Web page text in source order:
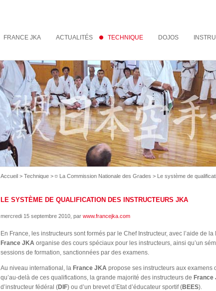
Accueil > Technique > ◽️ La Commission Nationale des Grades > Le système de
LE SYSTÈME DE QUALIFICATION DES INSTRUCTEURS JKA
mercredi 15 septembre 2010 , par www.francejka.com
En France, les instructeurs sont formés par le Chef Instructeur, avec l’aide de
France JKA organise des cours spéciaux pour les instructeurs, ainsi qu’un
sessions de formation, sanctionnées par des examens.
Au niveau international, la France JKA propose ses instructeurs aux examens
qu’au-delà de ces qualifications, la grande majorité des instructeurs de France
d’instructeur fédéral (DIF) ou d’un brevet d’Etat d’éducateur sportif (BEES).
FRANCE JKA ACTUALITÉS TECHNIQUE DOJOS